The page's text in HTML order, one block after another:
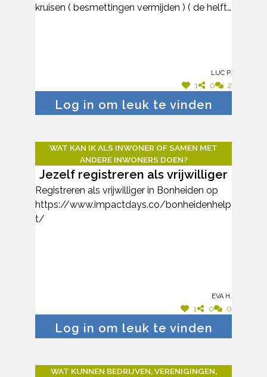
kruisen ( besmettingen vermijden ) ( de helft
gedaan , danku voor uw aandacht , mvg Luc
Luc P.
1 0 2
Log in om leuk te vinden
WAT KAN IK ALS INWONER OF SAMEN MET
ANDERE INWONERS DOEN?
Jezelf registreren als vrijwilliger
Registreren als vrijwilliger in Bonheiden op
https://www.impactdays.co/bonheidenhelp
t/
Eva H.
1 0 0
Log in om leuk te vinden
WAT KUNNEN BEDRIJVEN, VERENIGINGEN,